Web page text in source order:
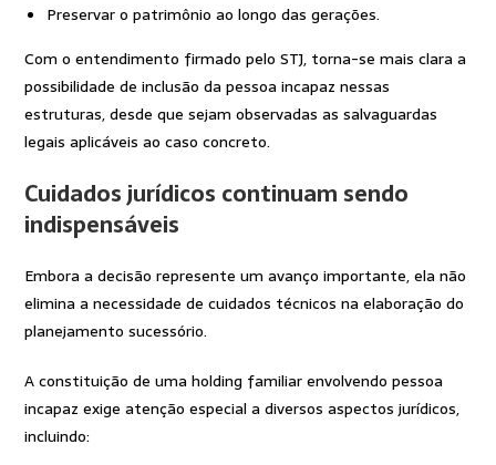
Preservar o patrimônio ao longo das gerações.
Com o entendimento firmado pelo STJ, torna-se mais clara a
possibilidade de inclusão da pessoa incapaz nessas
estruturas, desde que sejam observadas as salvaguardas
legais aplicáveis ao caso concreto.
Cuidados jurídicos continuam sendo
indispensáveis
Embora a decisão represente um avanço importante, ela não
elimina a necessidade de cuidados técnicos na elaboração do
planejamento sucessório.
A constituição de uma holding familiar envolvendo pessoa
incapaz exige atenção especial a diversos aspectos jurídicos,
incluindo: